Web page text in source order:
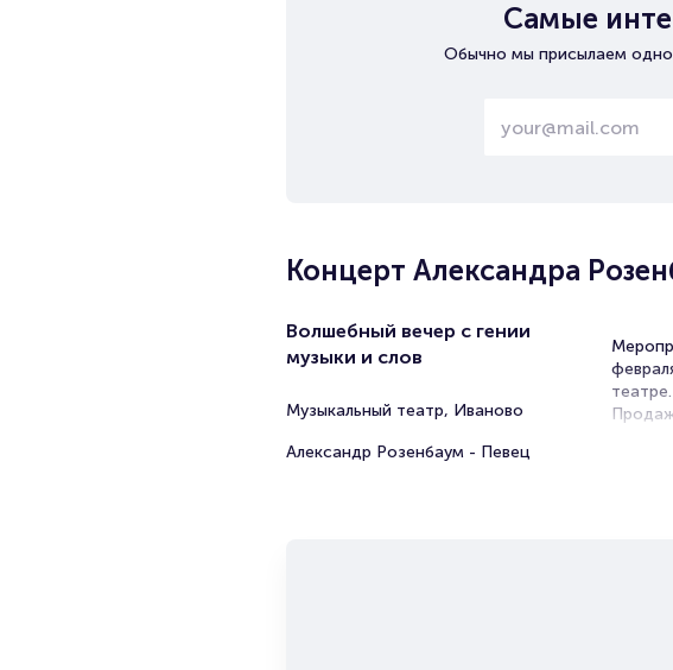
Самые
Обычно мы присылаем
Концерт Александра
Волшебный вечер с гении
музыки и слов
Музыкальный театр, Иваново
Александр Розенбаум - Певец